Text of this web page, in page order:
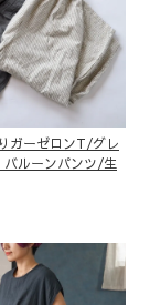
ガーゼロンT/グレ
ルーンパンツ/生